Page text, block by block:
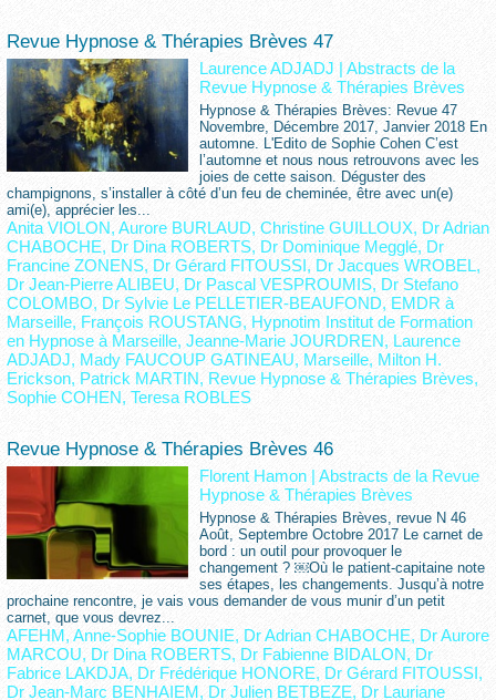
Revue Hypnose & Thérapies Brèves 47
Laurence ADJADJ |Abstracts de la
Revue Hypnose & Thérapies Brèves
Hypnose & Thérapies Brèves: Revue 47
Novembre, Décembre 2017, Janvier 2018 En
automne. L'Edito de Sophie Cohen C’est
l’automne et nous nous retrouvons avec les
joies de cette saison. Déguster des
champignons, s’installer à côté d’un feu de cheminée, être avec un(e)
ami(e), apprécier les...
Anita VIOLON, Aurore BURLAUD, Christine GUILLOUX, Dr Adrian
CHABOCHE, Dr Dina ROBERTS, Dr Dominique Megglé, Dr
Francine ZONENS, Dr Gérard FITOUSSI, Dr Jacques WROBEL,
Dr Jean-Pierre ALIBEU, Dr Pascal VESPROUMIS, Dr Stefano
COLOMBO, Dr Sylvie Le PELLETIER-BEAUFOND, EMDR à
Marseille, François ROUSTANG, Hypnotim Institut de Formation
en Hypnose à Marseille, Jeanne-Marie JOURDREN, Laurence
ADJADJ, Mady FAUCOUP GATINEAU, Marseille, Milton H.
Erickson, Patrick MARTIN, Revue Hypnose & Thérapies Brèves,
Sophie COHEN, Teresa ROBLES
Revue Hypnose & Thérapies Brèves 46
Florent Hamon |Abstracts de la Revue
Hypnose & Thérapies Brèves
Hypnose & Thérapies Brèves, revue N 46
Août, Septembre Octobre 2017 Le carnet de
bord : un outil pour provoquer le
changement ? ￼Où le patient-capitaine note
ses étapes, les changements. Jusqu’à notre
prochaine rencontre, je vais vous demander de vous munir d’un petit
carnet, que vous devrez...
AFEHM, Anne-Sophie BOUNIE, Dr Adrian CHABOCHE, Dr Aurore
MARCOU, Dr Dina ROBERTS, Dr Fabienne BIDALON, Dr
Fabrice LAKDJA, Dr Frédérique HONORE, Dr Gérard FITOUSSI,
Dr Jean-Marc BENHAIEM, Dr Julien BETBEZE, Dr Lauriane